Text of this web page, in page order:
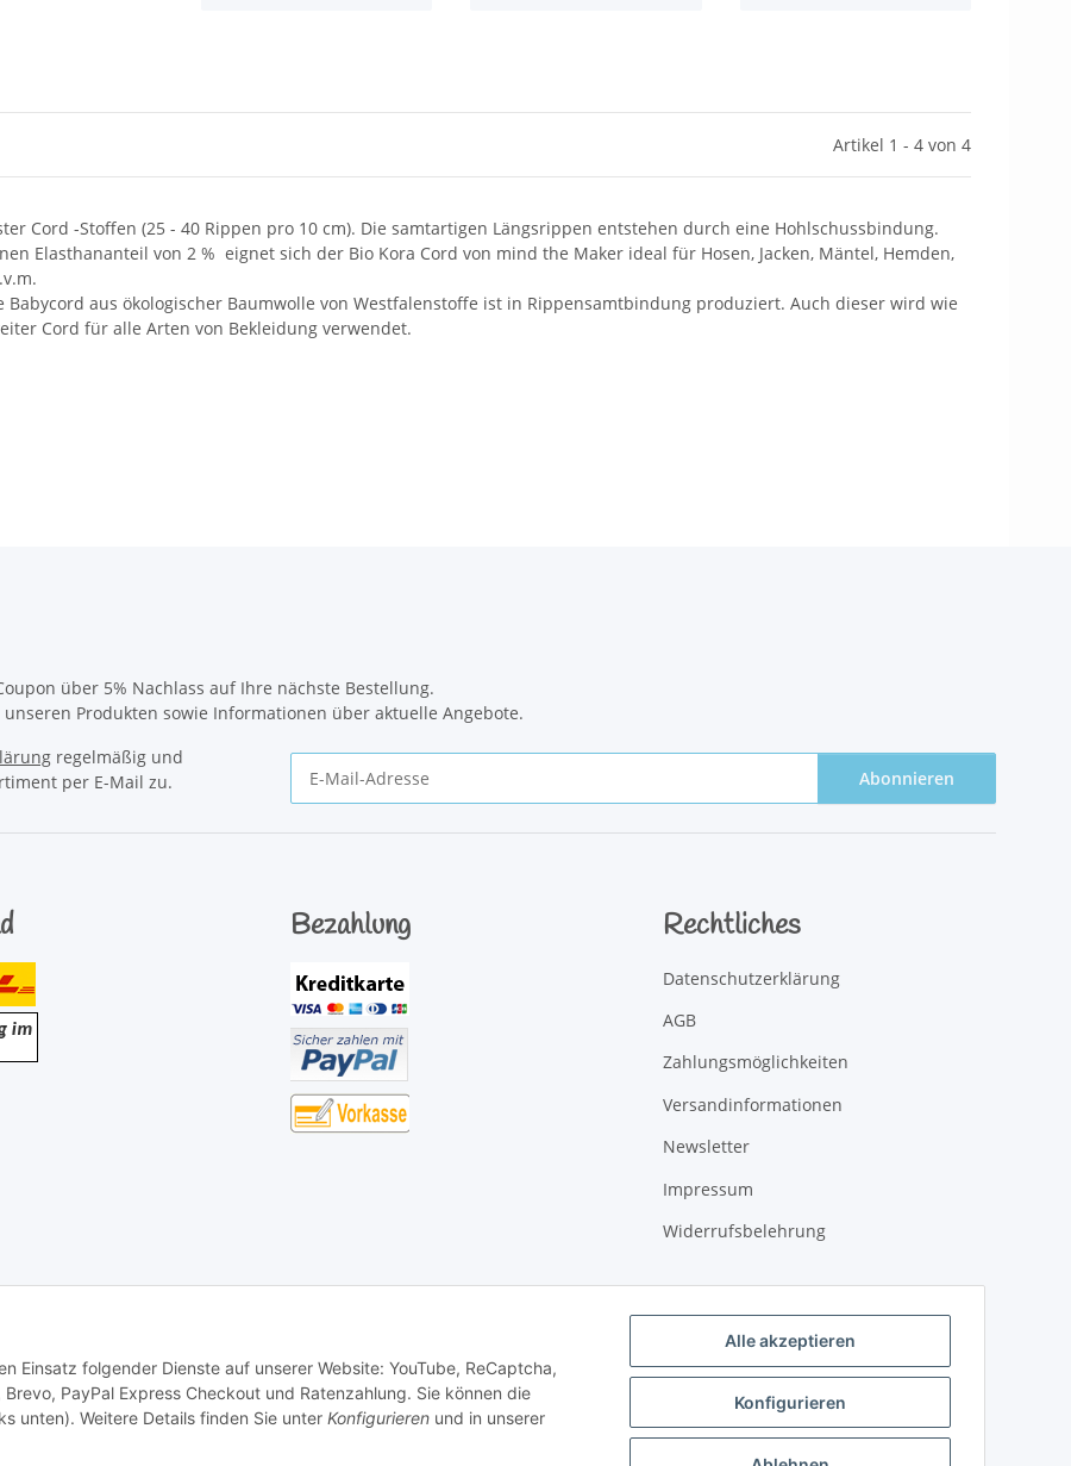
Alle akzeptieren
Konfigurieren
Einsatz folgender Dienste auf unserer Website: YouTube, ReCaptcha,
PayPal Express Checkout und Ratenzahlung. Sie können die
unten). Weitere Details finden Sie unter Konfigurieren und in unserer
Artikel 1 - 4 von 4
Cord -Stoffen (25 - 40 Rippen pro 10 cm). Die samtartigen Längsrippen entstehen durch eine Hohlschussbindung.
Elasthananteil von 2 % eignet sich der Bio Kora Cord von mind the Maker ideal für Hosen, Jacken, Mäntel, Hemden,
Babycord aus ökologischer Baumwolle von Westfalenstoffe ist in Rippensamtbindung produziert. Auch dieser wird wie
Cord für alle Arten von Bekleidung verwendet.
über 5% Nachlass auf Ihre nächste Bestellung.
Produkten sowie Informationen über aktuelle Angebote.
regelmäßig und
per E-Mail zu.
Abonnieren
Bezahlung Rechtliches
Datenschutzerklärung
AGB
Zahlungsmöglichkeiten
Versandinformationen
Newsletter
Impressum
Widerrufsbelehrung